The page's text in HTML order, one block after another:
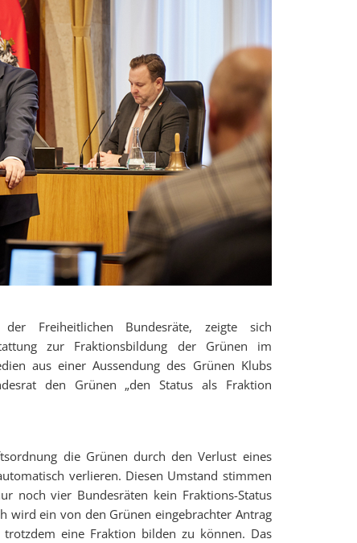
der Freiheitlichen Bundesräte, zeigte sich
zur Fraktionsbildung der Grünen im
aus einer Aussendung des Grünen Klubs
den Grünen „den Status als Fraktion
die Grünen durch den Verlust eines
verlieren. Diesen Umstand stimmen
noch vier Bundesräten kein Fraktions-Status
wird ein von den Grünen eingebrachter Antrag
eine Fraktion bilden zu können. Das